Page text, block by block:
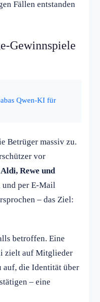
Fällen entstanden
Gewinnspiele
Qwen-KI für
Betrüger massiv zu.
vor
Aldi, Rewe und
und per E-Mail
– das Ziel:
betroffen. Eine
zielt auf Mitglieder
auf, die Identität über
– eine